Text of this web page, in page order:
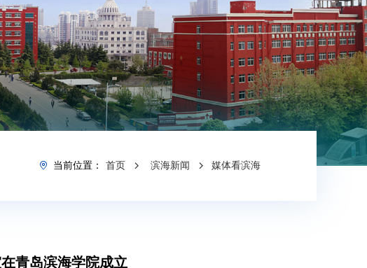
当前位置： 首页 滨海新闻 媒体看滨海
青岛滨海学院成立